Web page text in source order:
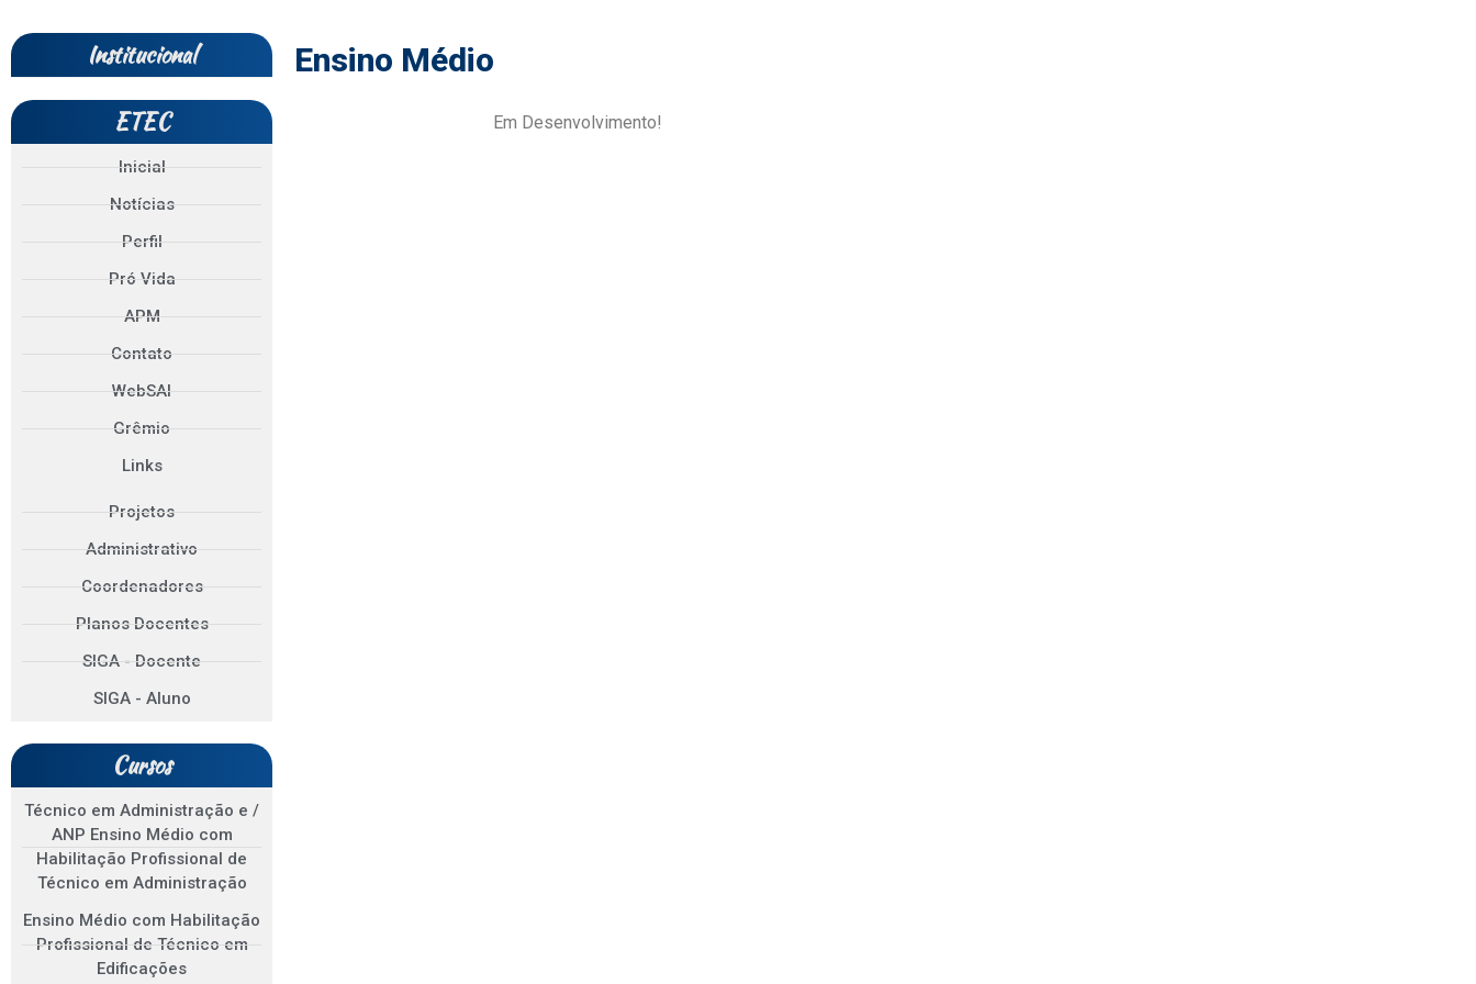
Institucional
ETEC
Inicial
Notícias
Perfil
Pró Vida
APM
Contato
WebSAI
Grêmio
Links
Projetos
Administrativo
Coordenadores
Planos Docentes
SIGA - Docente
SIGA - Aluno
Cursos
Técnico em Administração e /
ANP Ensino Médio com
Habilitação Profissional de
Técnico em Administração
Ensino Médio com Habilitação
Profissional de Técnico em
Edificações
Ensino Médio
Em Desenvolvimento!